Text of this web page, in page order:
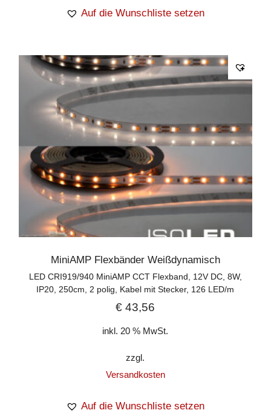
Auf die Wunschliste setzen
MiniAMP Flexbänder Weißdynamisch
LED CRI919/940 MiniAMP CCT Flexband, 12V DC, 8W,
IP20, 250cm, 2 polig, Kabel mit Stecker, 126 LED/m
€ 43,56
inkl. 20 % MwSt.
zzgl.
Versandkosten
Auf die Wunschliste setzen